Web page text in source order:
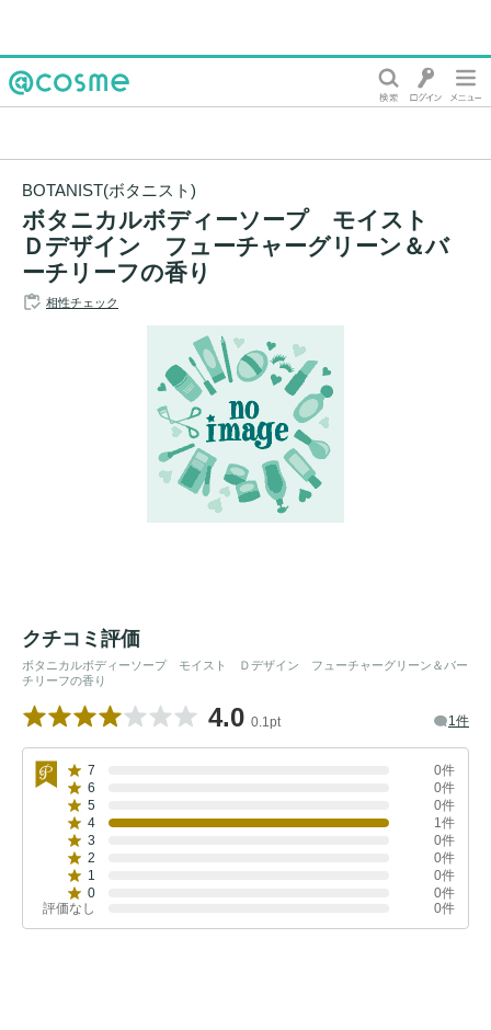
BOTANIST(ボタニスト)
ボタニカルボディーソープ モイスト
Ｄデザイン フューチャーグリーン＆バ
ーチリーフの香り
相性チェック
クチコミ評価
ボタニカルボディーソープ モイスト Ｄデザイン フューチャーグリーン＆バー
チリーフの香り
4.0 0.1pt 1件
7
0件
6
0件
5
0件
4
1件
3
0件
2
0件
1
0件
0
0件
評価なし
0件